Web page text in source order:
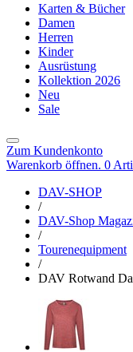
Karten & Bücher
Damen
Herren
Kinder
Ausrüstung
Kollektion 2026
Neu
Sale
Zum Kundenkonto
Warenkorb öffnen. 0
DAV-SHOP
/
DAV-Shop
/
Tourenequipment
/
DAV Rotwand